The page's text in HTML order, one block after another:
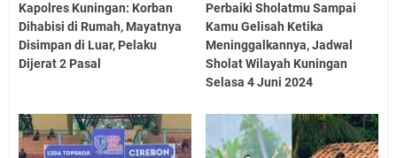
Kapolres Kuningan: Korban
Dihabisi di Rumah, Mayatnya
Disimpan di Luar, Pelaku
Dijerat 2 Pasal
Perbaiki Sholatmu Sampai
Kamu Gelisah Ketika
Meninggalkannya, Jadwal
Sholat Wilayah Kuningan
Selasa 4 Juni 2024